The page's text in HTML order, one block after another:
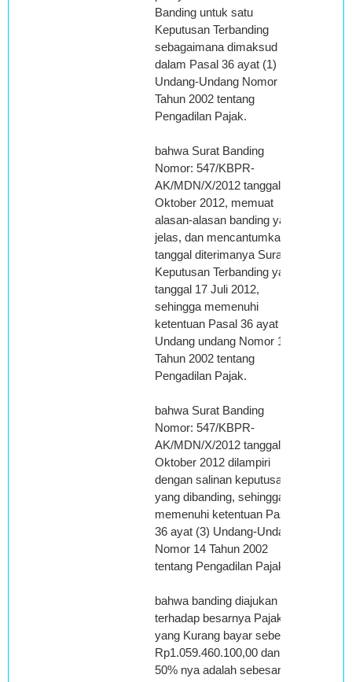
Banding untuk satu
Keputusan Terbanding
sebagaimana dimaksud
dalam Pasal 36 ayat (1)
Undang-Undang Nomor 14
Tahun 2002 tentang
Pengadilan Pajak.
bahwa Surat Banding
Nomor: 547/KBPR-
AK/MDN/X/2012 tanggal 16
Oktober 2012, memuat
alasan-alasan banding yang
jelas, dan mencantumkan
tanggal diterimanya Surat
Keputusan Terbanding yaitu
tanggal 17 Juli 2012,
sehingga memenuhi
ketentuan Pasal 36 ayat (2)
Undang undang Nomor 14
Tahun 2002 tentang
Pengadilan Pajak.
bahwa Surat Banding
Nomor: 547/KBPR-
AK/MDN/X/2012 tanggal 16
Oktober 2012 dilampiri
dengan salinan keputusan
yang dibanding, sehingga
memenuhi ketentuan Pasal
36 ayat (3) Undang-Undang
Nomor 14 Tahun 2002
tentang Pengadilan Pajak.
bahwa banding diajukan
terhadap besarnya Pajak
yang Kurang bayar sebesar
Rp1.059.460.100,00 dan
50% nya adalah sebesar